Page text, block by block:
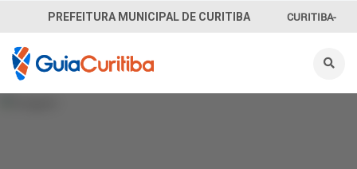
PREFEITURA MUNICIPAL DE CURITIBA CURITIBA-